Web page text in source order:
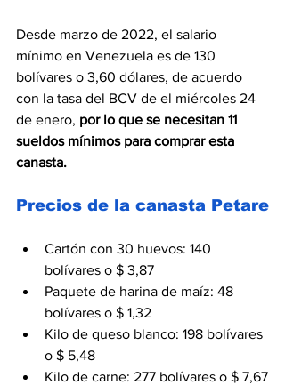
Desde marzo de 2022, el salario
mínimo en Venezuela es de 130
bolívares o 3,60 dólares, de acuerdo
con la tasa del BCV de el miércoles 24
de enero, por lo que se necesitan 11
sueldos mínimos para comprar esta
canasta.
Precios de la canasta Petare
Cartón con 30 huevos: 140
bolívares o $ 3,87
Paquete de harina de maíz: 48
bolívares o $ 1,32
Kilo de queso blanco: 198 bolívares
o $ 5,48
Kilo de carne: 277 bolívares o $ 7,67